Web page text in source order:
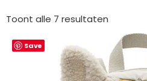
Toont alle 7 resultaten
Save